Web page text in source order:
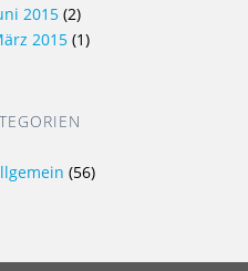
2015 (2)
2015 (1)
(56)